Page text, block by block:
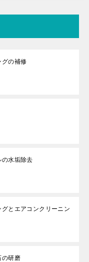
グの補修
水垢除去
とエアコンクリーニン
の研磨